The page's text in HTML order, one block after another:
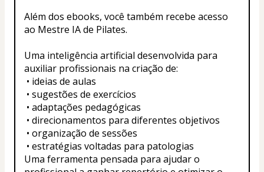
Além dos ebooks, você também recebe acesso
ao Mestre IA de Pilates.
Uma inteligência artificial desenvolvida para
auxiliar profissionais na criação de:
• ideias de aulas
• sugestões de exercícios
• adaptações pedagógicas
• direcionamentos para diferentes objetivos
• organização de sessões
• estratégias voltadas para patologias
Uma ferramenta pensada para ajudar o